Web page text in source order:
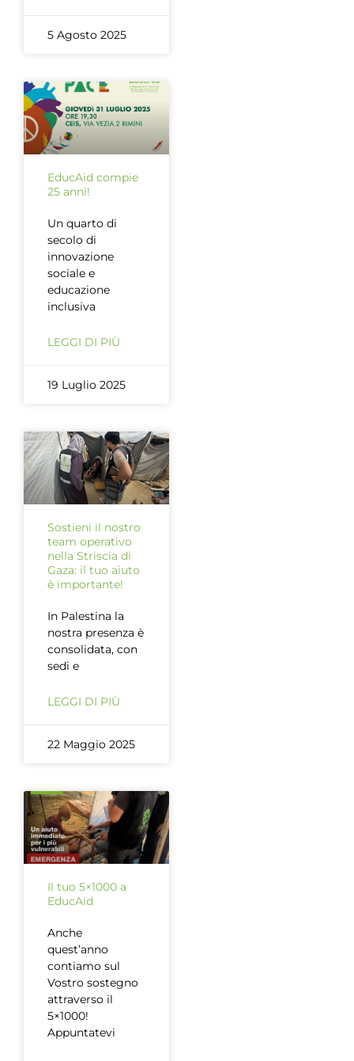
5 Agosto 2025
EducAid compie
25 anni!
Un quarto di
secolo di
innovazione
sociale e
educazione
inclusiva
LEGGI DI PIÙ
19 Luglio 2025
Sostieni il nostro
team operativo
nella Striscia di
Gaza: il tuo aiuto
è importante!
In Palestina la
nostra presenza è
consolidata, con
sedi e
LEGGI DI PIÙ
22 Maggio 2025
Il tuo 5×1000 a
EducAid
Anche
quest’anno
contiamo sul
Vostro sostegno
attraverso il
5×1000!
Appuntatevi